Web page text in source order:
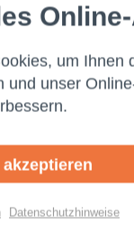
um Ihnen
und unser
Datenschutzhinweise